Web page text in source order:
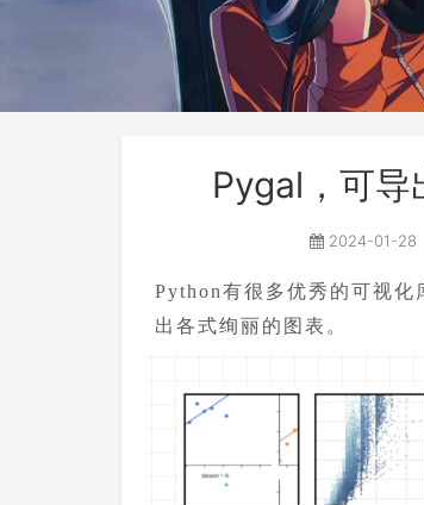
Pygal，可导
2024-01-28
Python有很多优秀的可视
出各式绚丽的图表。